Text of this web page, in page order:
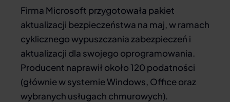
Firma Microsoft przygotowała pakiet
aktualizacji bezpieczeństwa na maj, w ramach
cyklicznego wypuszczania zabezpieczeń i
aktualizacji dla swojego oprogramowania.
Producent naprawił około 120 podatności
(głównie w systemie Windows, Office oraz
wybranych usługach chmurowych).